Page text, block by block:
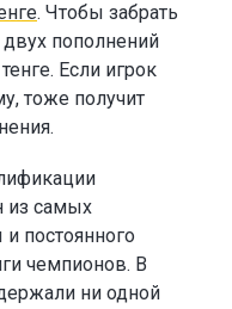
. Чтобы забрать
пополнений
Если игрок
тоже получит
из самых
постоянного
чемпионов. В
ни одной